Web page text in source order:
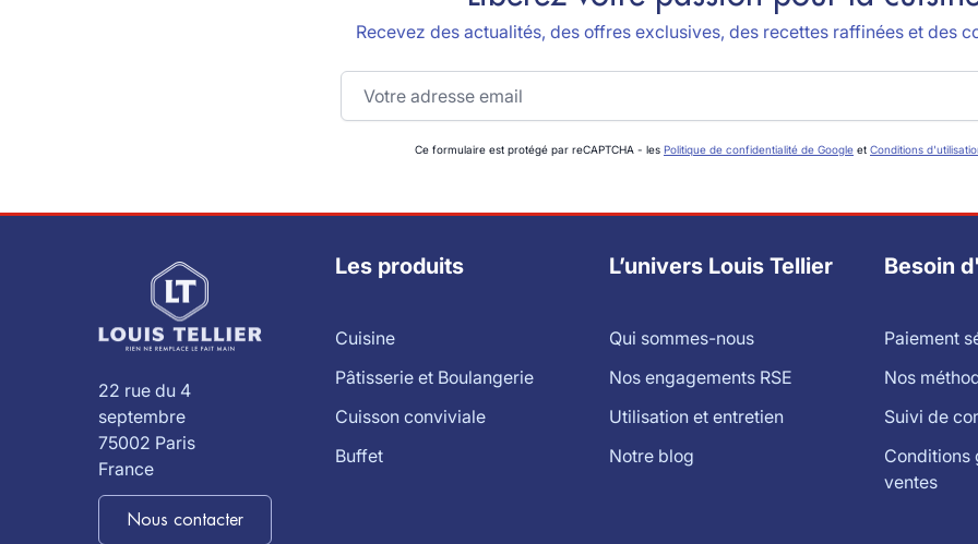
Recevez des actualités, des offres exclusives, des recettes raffinées et des
Adresse email
Ce formulaire est protégé par reCAPTCHA - les Politique de confidentialité de Google et Conditions
22 rue du 4
septembre
75002 Paris
France
Nous contacter
Les produits
Cuisine
Pâtisserie et Boulangerie
Cuisson conviviale
Buffet
L’univers Louis Tellier
Qui sommes-nous
Nos engagements RSE
Utilisation et entretien
Notre blog
Besoin
Paiement
Nos
Suivi de
Conditions
ventes